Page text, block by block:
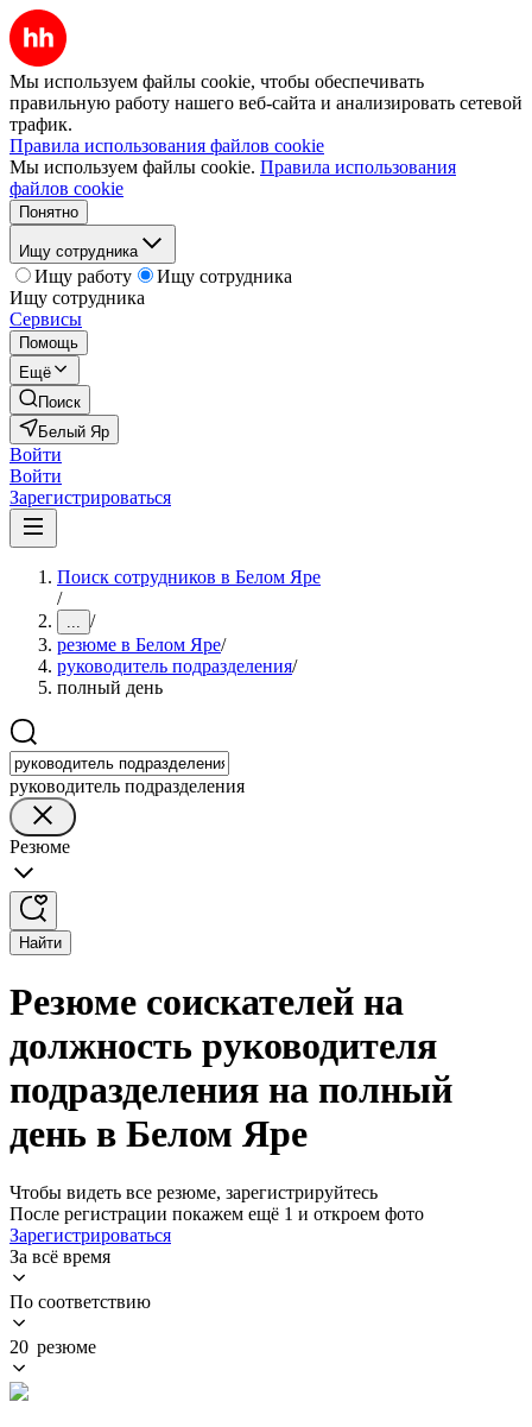
Мы используем файлы cookie, чтобы обеспечивать
правильную работу нашего веб-сайта и анализировать сетевой
трафик.
Правила использования файлов cookie
Мы используем файлы cookie. Правила использования
файлов cookie
Понятно
Ищу сотрудника
Ищу работу
Ищу сотрудника
Ищу сотрудника
Сервисы
Помощь
Ещё
Поиск
Белый Яр
Войти
Войти
Зарегистрироваться
Поиск сотрудников в Белом Яре
/
... /
резюме в Белом Яре/
руководитель подразделения/
полный день
руководитель подразделения
Резюме
Найти
Резюме соискателей на
должность руководителя
подразделения на полный
день в Белом Яре
Чтобы видеть все резюме, зарегистрируйтесь
После регистрации покажем ещё 1 и откроем фото
Зарегистрироваться
За всё время
По соответствию
20 резюме